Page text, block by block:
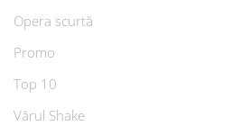
Opera scurtă
Promo
Top 10
Vărul Shake